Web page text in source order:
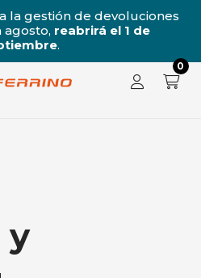
la gestión de devoluciones
agosto, reabrirá el 1 de
.
0
y